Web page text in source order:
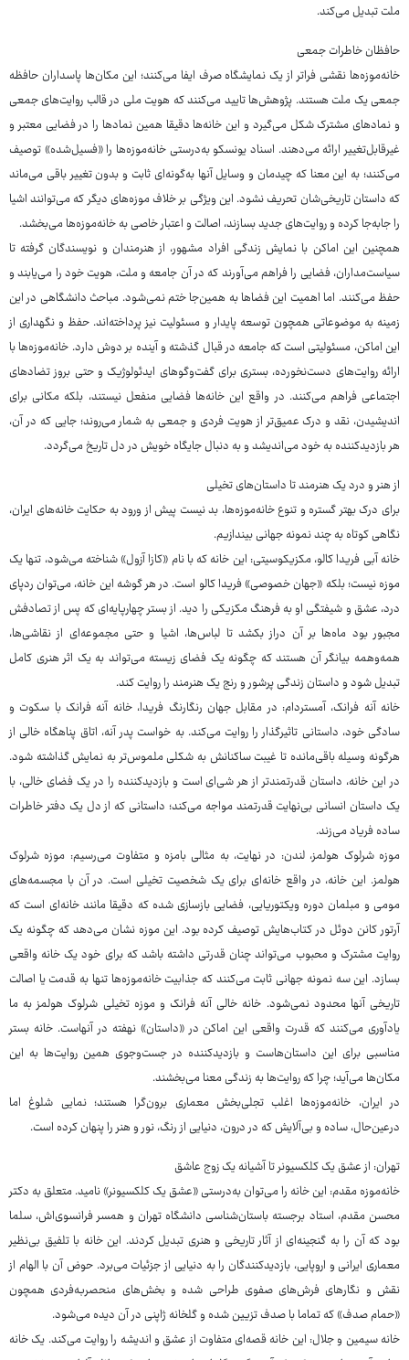
ملت تبدیل می‌کند.
حافظان خاطرات جمعی
خانه‌موزه‌ها نقشی فراتر از یک نمایشگاه صرف ایفا می‌کنند؛ این مکان‌ها پاسداران حافظه
جمعی یک ملت هستند. پژوهش‌ها تایید می‌کنند که هویت ملی در قالب روایت‌های جمعی
و نمادهای مشترک شکل می‌گیرد و این خانه‌ها دقیقا همین نمادها را در فضایی معتبر و
غیرقابل‌تغییر ارائه می‌دهند. اسناد یونسکو به‌درستی خانه‌موزه‌ها را «فسیل‌شده» توصیف
می‌کنند؛ به این معنا که چیدمان و وسایل آنها به‌گونه‌ای ثابت و بدون تغییر باقی می‌ماند
که داستان تاریخی‌شان تحریف نشود. این ویژگی بر خلاف موزه‌های دیگر که می‌توانند اشیا
را جابه‌جا کرده و روایت‌های جدید بسازند، اصالت و اعتبار خاصی به خانه‌موزه‌ها می‌بخشد.
همچنین این اماکن با نمایش زندگی افراد مشهور، از هنرمندان و نویسندگان گرفته تا
سیاست‌مداران، فضایی را فراهم می‌آورند که در آن جامعه و ملت، هویت خود را می‌یابند و
حفظ می‌کنند. اما اهمیت این فضاها به همین‌جا ختم نمی‌شود. مباحث دانشگاهی در این
زمینه به موضوعاتی همچون توسعه پایدار و مسئولیت نیز پرداخته‌اند. حفظ و نگهداری از
این اماکن، مسئولیتی است که جامعه در قبال گذشته و آینده بر دوش دارد. خانه‌موزه‌ها با
ارائه روایت‌های دست‌نخورده، بستری برای گفت‌وگوهای ایدئولوژیک و حتی بروز تضادهای
اجتماعی فراهم می‌کنند. در واقع این خانه‌ها فضایی منفعل نیستند، بلکه مکانی برای
اندیشیدن، نقد و درک عمیق‌تر از هویت فردی و جمعی به شمار می‌روند؛ جایی که در آن،
هر بازدیدکننده به خود می‌اندیشد و به دنبال جایگاه خویش در دل تاریخ می‌گردد.
از هنر و درد یک هنرمند تا داستان‌های تخیلی
برای درک بهتر گستره و تنوع خانه‌موزه‌ها، بد نیست پیش از ورود به حکایت خانه‌های ایران،
نگاهی کوتاه به چند نمونه جهانی بیندازیم.
خانه آبی فریدا کالو، مکزیکوسیتی: این خانه که با نام «کازا آزول» شناخته می‌شود، تنها یک
موزه نیست؛ بلکه «جهان خصوصی» فریدا کالو است. در هر گوشه این خانه، می‌توان ردپای
درد، عشق و شیفتگی او به فرهنگ مکزیکی را دید. از بستر چهارپایه‌ای که پس از تصادفش
مجبور بود ماه‌ها بر آن دراز بکشد تا لباس‌ها، اشیا و حتی مجموعه‌ای از نقاشی‌ها،
همه‌وهمه بیانگر آن هستند که چگونه یک فضای زیسته می‌تواند به یک اثر هنری کامل
تبدیل شود و داستان زندگی پرشور و رنج یک هنرمند را روایت کند.
خانه آنه فرانک، آمستردام: در مقابل جهان رنگارنگ فریدا، خانه آنه فرانک با سکوت و
سادگی خود، داستانی تاثیرگذار را روایت می‌کند. به خواست پدر آنه، اتاق پناهگاه خالی از
هرگونه وسیله باقی‌مانده تا غیبت ساکنانش به شکلی ملموس‌تر به نمایش گذاشته شود.
در این خانه، داستان قدرتمندتر از هر شی‌ای است و بازدیدکننده را در یک فضای خالی، با
یک داستان انسانی بی‌نهایت قدرتمند مواجه می‌کند؛ داستانی که از دل یک دفتر خاطرات
ساده فریاد می‌زند.
موزه شرلوک هولمز، لندن: در نهایت، به مثالی بامزه و متفاوت می‌رسیم: موزه شرلوک
هولمز. این خانه، در واقع خانه‌ای برای یک شخصیت تخیلی است. در آن با مجسمه‌های
مومی و مبلمان دوره ویکتوریایی، فضایی بازسازی شده که دقیقا مانند خانه‌ای است که
آرتور کانن دوئل در کتاب‌هایش توصیف کرده بود. این موزه نشان می‌دهد که چگونه یک
روایت مشترک و محبوب می‌تواند چنان قدرتی داشته باشد که برای خود یک خانه واقعی
بسازد. این سه نمونه جهانی ثابت می‌کنند که جذابیت خانه‌موزه‌ها تنها به قدمت یا اصالت
تاریخی آنها محدود نمی‌شود. خانه خالی آنه فرانک و موزه تخیلی شرلوک هولمز به ما
یادآوری می‌کنند که قدرت واقعی این اماکن در «داستان» نهفته در آنهاست. خانه بستر
مناسبی برای این داستان‌هاست و بازدیدکننده در جست‌وجوی همین روایت‌ها به این
مکان‌ها می‌آید؛ چرا که روایت‌ها به زندگی معنا می‌بخشند.
در ایران، خانه‌موزه‌ها اغلب تجلی‌بخش معماری برون‌گرا هستند؛ نمایی شلوغ اما
درعین‌حال، ساده و بی‌آلایش که در درون، دنیایی از رنگ، نور و هنر را پنهان کرده است.
تهران: از عشق یک کلکسیونر تا آشیانه یک زوج عاشق
خانه‌موزه مقدم: این خانه را می‌توان به‌درستی «عشق یک کلکسیونر» نامید. متعلق به دکتر
محسن مقدم، استاد برجسته باستان‌شناسی دانشگاه تهران و همسر فرانسوی‌اش، سلما
بود که آن را به گنجینه‌ای از آثار تاریخی و هنری تبدیل کردند. این خانه با تلفیق بی‌نظیر
معماری ایرانی و اروپایی، بازدیدکنندگان را به دنیایی از جزئیات می‌برد. حوض آن با الهام از
نقش و نگارهای فرش‌های صفوی طراحی شده و بخش‌های منحصربه‌فردی همچون
«حمام صدف» که تماما با صدف تزیین شده و گلخانه ژاپنی در آن دیده می‌شود.
خانه سیمین و جلال: این خانه قصه‌ای متفاوت از عشق و اندیشه را روایت می‌کند. یک خانه